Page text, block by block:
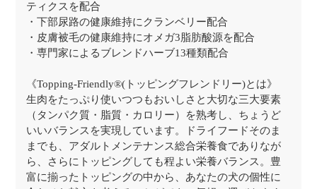
ティクスを配合
・下部尿路の健康維持にクランベリー配合
・皮膚被毛の健康維持にオメガ3脂肪酸源を配合
・専門家によるブレンドハーブ13種類配合
《Topping-Friendly®(トッピングフレンドリー)とは》
生肉をたっぷり使いつつもおいしさと大切な三大要素
（タンパク質・脂質・カロリー）を熟考し、ちょうど
いいバランスを実現しています。ドライフードそのま
までも、アダルトメンテナンス総合栄養食でありなが
ら、さらにトッピングしても程よい栄養バランス。豊
富に揃ったトッピングの中から、あなたの犬の個性に